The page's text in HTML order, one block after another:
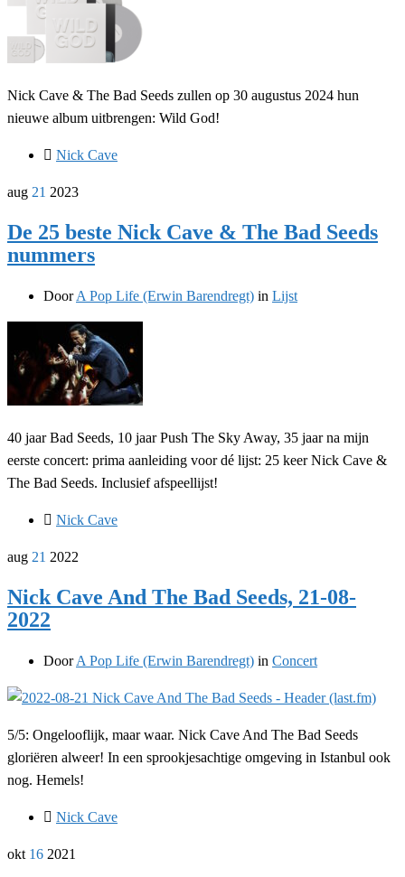
Nick Cave & The Bad Seeds zullen op 30 augustus 2024 hun
nieuwe album uitbrengen: Wild God!
Nick Cave
aug 21 2023
De 25 beste Nick Cave & The Bad Seeds
nummers
DoorA Pop Life (Erwin Barendregt) in Lijst
40 jaar Bad Seeds, 10 jaar Push The Sky Away, 35 jaar na mijn
eerste concert: prima aanleiding voor dé lijst: 25 keer Nick Cave &
The Bad Seeds. Inclusief afspeellijst!
Nick Cave
aug 21 2022
Nick Cave And The Bad Seeds, 21-08-
2022
DoorA Pop Life (Erwin Barendregt) in Concert
5/5: Ongelooflijk, maar waar. Nick Cave And The Bad Seeds
gloriëren alweer! In een sprookjesachtige omgeving in Istanbul ook
nog. Hemels!
Nick Cave
okt 16 2021